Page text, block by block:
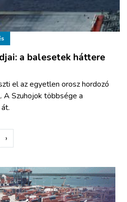
a balesetek háttere
el az egyetlen orosz hordozó
A Szuhojok többsége a
›